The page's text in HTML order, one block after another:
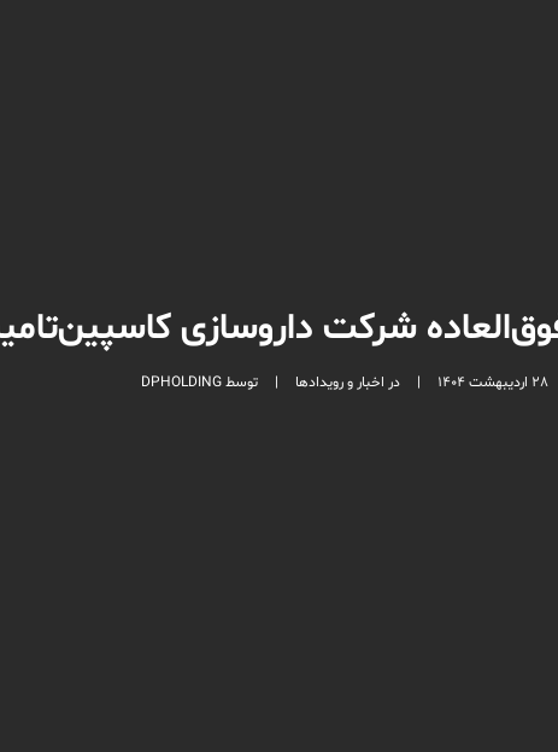
شرکت داروسازی
28 اردیبهشت 1404 | در اخبار و رویدادها | توسطDPHOLDING